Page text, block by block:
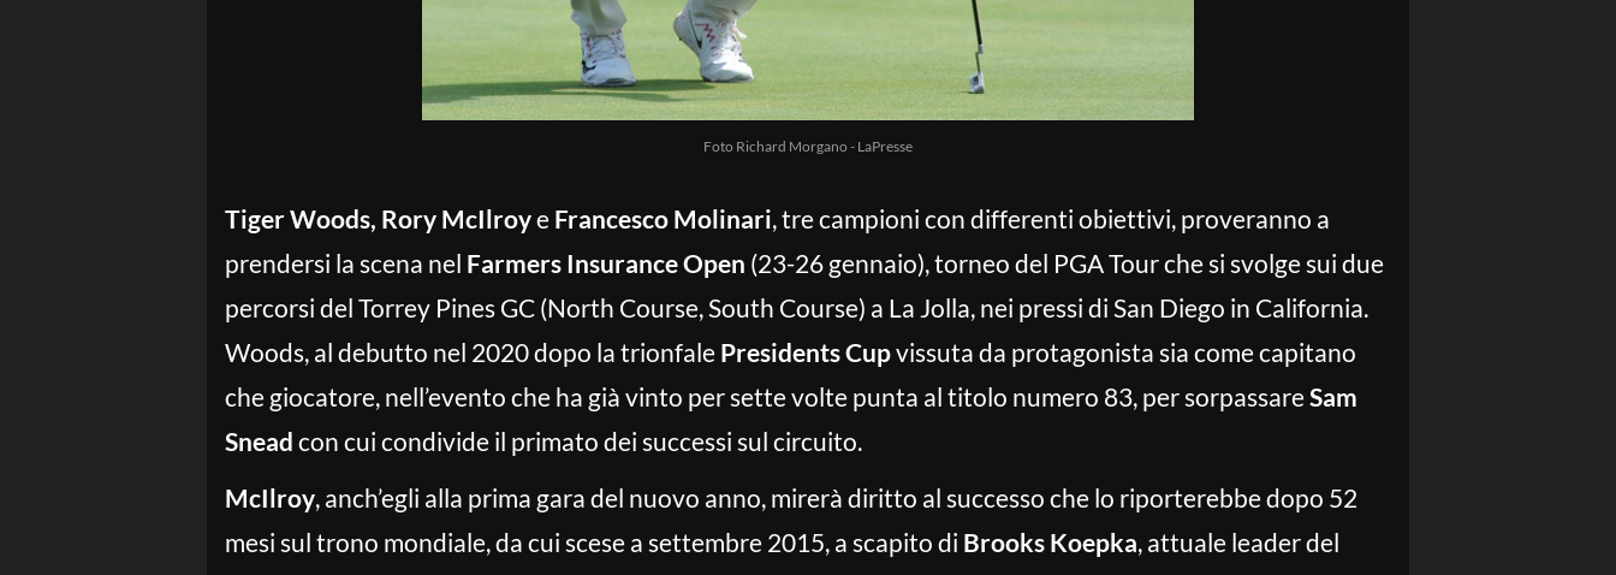
Foto Richard Morgano - LaPresse
Tiger Woods, Rory McIlroye Francesco Molinari, tre campioni con differenti obiettivi, proveranno a
prendersi la scena nel Farmers Insurance Open (23-26 gennaio), torneo del PGA Tour che si svolge sui due
percorsi del Torrey Pines GC (North Course, South Course) a La Jolla, nei pressi di San Diego in California.
Woods, al debutto nel 2020 dopo la trionfale Presidents Cupvissuta da protagonista sia come capitano
che giocatore, nell’evento che ha già vinto per sette volte punta al titolo numero 83, per sorpassareSam
Snead con cui condivide il primato dei successi sul circuito.
McIlroy, anch’egli alla prima gara del nuovo anno, mirerà diritto al successo che lo riporterebbe dopo 52
mesi sul trono mondiale, da cui scese a settembre 2015, a scapito di Brooks Koepka, attuale leader del